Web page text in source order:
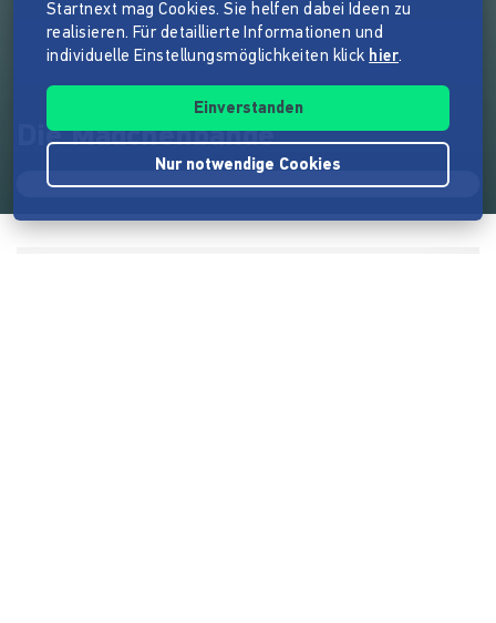
Die Mädchenbande
Startnext mag Cookies. Sie helfen dabei Ideen zu
realisieren. Für detaillierte Informationen und
individuelle Einstellungsmöglichkeiten klick hier.
Einverstanden
Nur notwendige Cookies